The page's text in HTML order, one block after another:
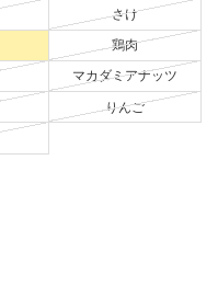
さけ
鶏肉
マカダミアナッツ
りんご